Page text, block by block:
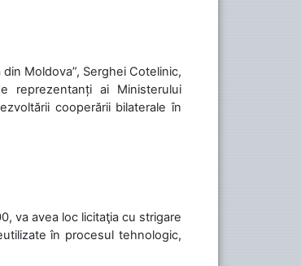
Moldova”, Serghei Cotelinic,
reprezentanți ai Ministerului
cooperării bilaterale în
va avea loc licitaţia cu strigare
în procesul tehnologic,